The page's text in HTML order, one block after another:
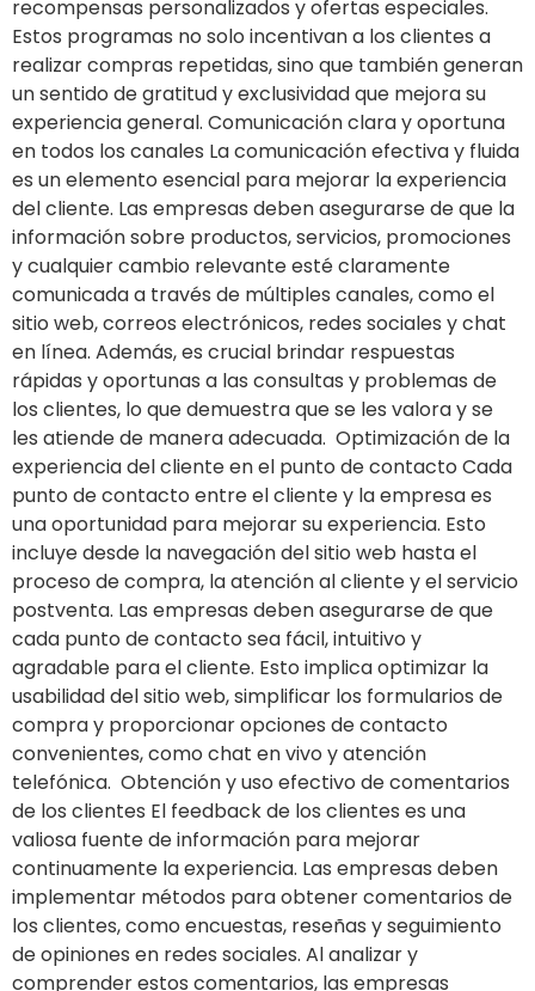
recompensas personalizados y ofertas especiales.
Estos programas no solo incentivan a los clientes a
realizar compras repetidas, sino que también generan
un sentido de gratitud y exclusividad que mejora su
experiencia general. Comunicación clara y oportuna
en todos los canales La comunicación efectiva y fluida
es un elemento esencial para mejorar la experiencia
del cliente. Las empresas deben asegurarse de que la
información sobre productos, servicios, promociones
y cualquier cambio relevante esté claramente
comunicada a través de múltiples canales, como el
sitio web, correos electrónicos, redes sociales y chat
en línea. Además, es crucial brindar respuestas
rápidas y oportunas a las consultas y problemas de
los clientes, lo que demuestra que se les valora y se
les atiende de manera adecuada. Optimización de la
experiencia del cliente en el punto de contacto Cada
punto de contacto entre el cliente y la empresa es
una oportunidad para mejorar su experiencia. Esto
incluye desde la navegación del sitio web hasta el
proceso de compra, la atención al cliente y el servicio
postventa. Las empresas deben asegurarse de que
cada punto de contacto sea fácil, intuitivo y
agradable para el cliente. Esto implica optimizar la
usabilidad del sitio web, simplificar los formularios de
compra y proporcionar opciones de contacto
convenientes, como chat en vivo y atención
telefónica. Obtención y uso efectivo de comentarios
de los clientes El feedback de los clientes es una
valiosa fuente de información para mejorar
continuamente la experiencia. Las empresas deben
implementar métodos para obtener comentarios de
los clientes, como encuestas, reseñas y seguimiento
de opiniones en redes sociales. Al analizar y
comprender estos comentarios, las empresas